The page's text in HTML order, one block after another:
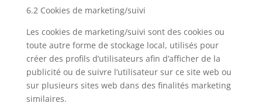
6.2 Cookies de marketing/suivi
Les cookies de marketing/suivi sont des cookies ou
toute autre forme de stockage local, utilisés pour
créer des profils d’utilisateurs afin d’afficher de la
publicité ou de suivre l’utilisateur sur ce site web ou
sur plusieurs sites web dans des finalités marketing
similaires.